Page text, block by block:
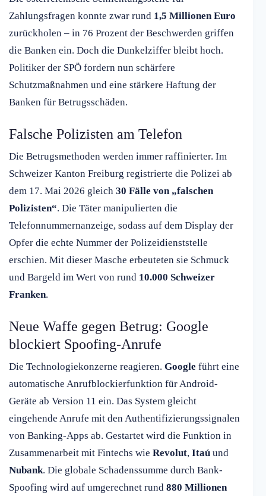
Zahlungsfragen konnte zwar rund 1,5 Millionen Euro
zurückholen – in 76 Prozent der Beschwerden griffen
die Banken ein. Doch die Dunkelziffer bleibt hoch.
Politiker der SPÖ fordern nun schärfere
Schutzmaßnahmen und eine stärkere Haftung der
Banken für Betrugsschäden.
Falsche Polizisten am Telefon
Die Betrugsmethoden werden immer raffinierter. Im
Schweizer Kanton Freiburg registrierte die Polizei ab
dem 17. Mai 2026 gleich 30 Fälle von „falschen
Polizisten“. Die Täter manipulierten die
Telefonnummernanzeige, sodass auf dem Display der
Opfer die echte Nummer der Polizeidienststelle
erschien. Mit dieser Masche erbeuteten sie Schmuck
und Bargeld im Wert von rund 10.000 Schweizer
Franken.
Neue Waffe gegen Betrug: Google
blockiert Spoofing-Anrufe
Die Technologiekonzerne reagieren. Google führt eine
automatische Anrufblockierfunktion für Android-
Geräte ab Version 11 ein. Das System gleicht
eingehende Anrufe mit den Authentifizierungssignalen
von Banking-Apps ab. Gestartet wird die Funktion in
Zusammenarbeit mit Fintechs wie Revolut, Itaú und
Nubank. Die globale Schadenssumme durch Bank-
Spoofing wird auf umgerechnet rund 880 Millionen